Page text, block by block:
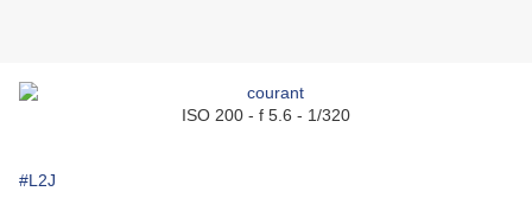
ISO 200 - f 5.6 - 1/320
#L2J